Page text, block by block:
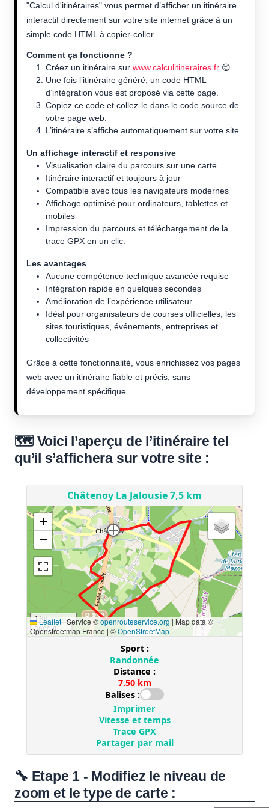
"Calcul d'itinéraires" vous permet d’afficher un itinéraire
interactif directement sur votre site internet grâce à un
simple code HTML à copier-coller.
Comment ça fonctionne ?
Créez un itinéraire sur www.calculitineraires.fr 😊
Une fois l’itinéraire généré, un code HTML
d’intégration vous est proposé via cette page.
Copiez ce code et collez-le dans le code source de
votre page web.
L’itinéraire s’affiche automatiquement sur votre site.
Un affichage interactif et responsive
Visualisation claire du parcours sur une carte
Itinéraire interactif et toujours à jour
Compatible avec tous les navigateurs modernes
Affichage optimisé pour ordinateurs, tablettes et
mobiles
Impression du parcours et téléchargement de la
trace GPX en un clic.
Les avantages
Aucune compétence technique avancée requise
Intégration rapide en quelques secondes
Amélioration de l’expérience utilisateur
Idéal pour organisateurs de courses officielles, les
sites touristiques, événements, entreprises et
collectivités
Grâce à cette fonctionnalité, vous enrichissez vos pages
web avec un itinéraire fiable et précis, sans
développement spécifique.
🗺️ Voici l’aperçu de l’itinéraire tel
qu’il s’affichera sur votre site :
🔧 Etape 1 - Modifiez le niveau de
zoom et le type de carte :